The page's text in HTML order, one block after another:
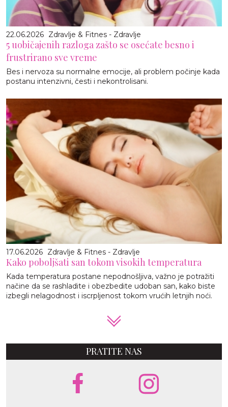
22.06.2026 Zdravlje & Fitnes - Zdravlje
5 uobičajenih razloga zašto se osećate besno i
frustrirano sve vreme
Bes i nervoza su normalne emocije, ali problem počinje kada
postanu intenzivni, česti i nekontrolisani.
17.06.2026 Zdravlje & Fitnes - Zdravlje
Kako poboljšati san tokom visokih temperatura
Kada temperatura postane nepodnošljiva, važno je potražiti
načine da se rashladite i obezbedite udoban san, kako biste
izbegli nelagodnost i iscrpljenost tokom vrućih letnjih noći.
PRATITE NAS